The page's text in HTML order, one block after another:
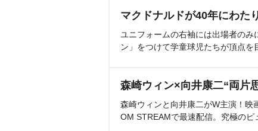
マクドナルドが40年にわた
ユニフォームの右袖には出場者の
ン」をつけて学童球児たちが頂点を
森崎ウィン×向井康二“両片
森崎ウィンと向井康二がW主演！映
OM STREAMで最速配信。究極のピ